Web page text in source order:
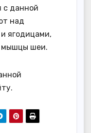
с данной
над
ягодицами,
мышцы шеи.